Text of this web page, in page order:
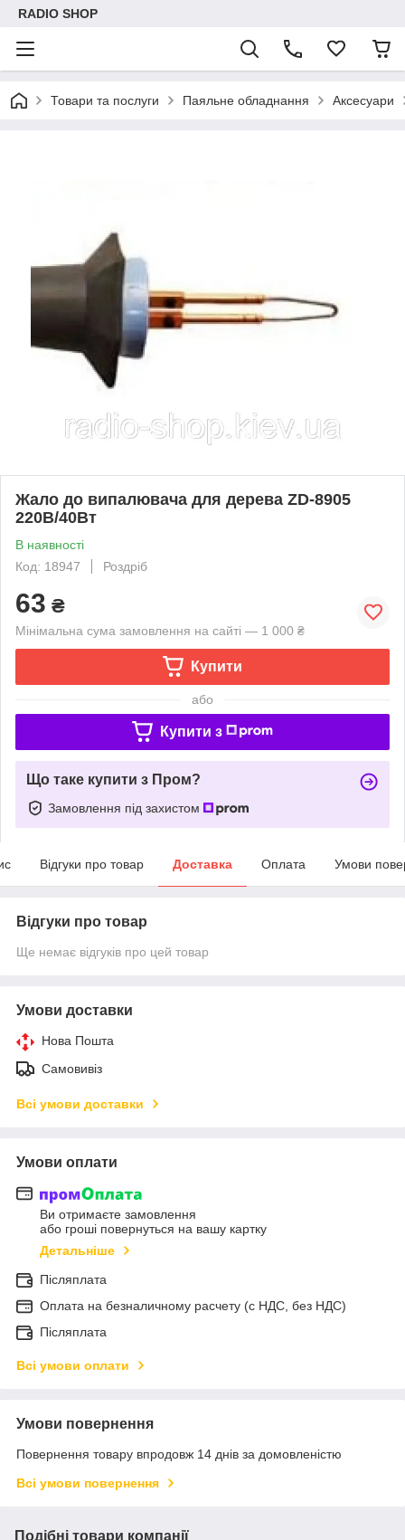
RADIO SHOP
Товари та послуги Паяльне обладнання Аксесуари
Жало до випалювача для дерева ZD-8905
220В/40Вт
В наявності
Код: 18947
Роздріб
63 ₴
Мінімальна сума замовлення на сайті — 1 000 ₴
Купити
або
Купити з
Що таке купити з Пром?
Замовлення під захистом
Відгуки про товар Доставка Оплата Умови
Відгуки про товар
Ще немає відгуків про цей товар
Умови доставки
Нова Пошта
Самовивіз
Всі умови доставки
Умови оплати
Ви отримаєте замовлення
або гроші повернуться на вашу картку
Детальніше
Післяплата
Оплата на безналичному расчету (с НДС, без НДС)
Післяплата
Всі умови оплати
Умови повернення
Повернення товару впродовж 14 днів за домовленістю
Всі умови повернення
Подібні товари компанії